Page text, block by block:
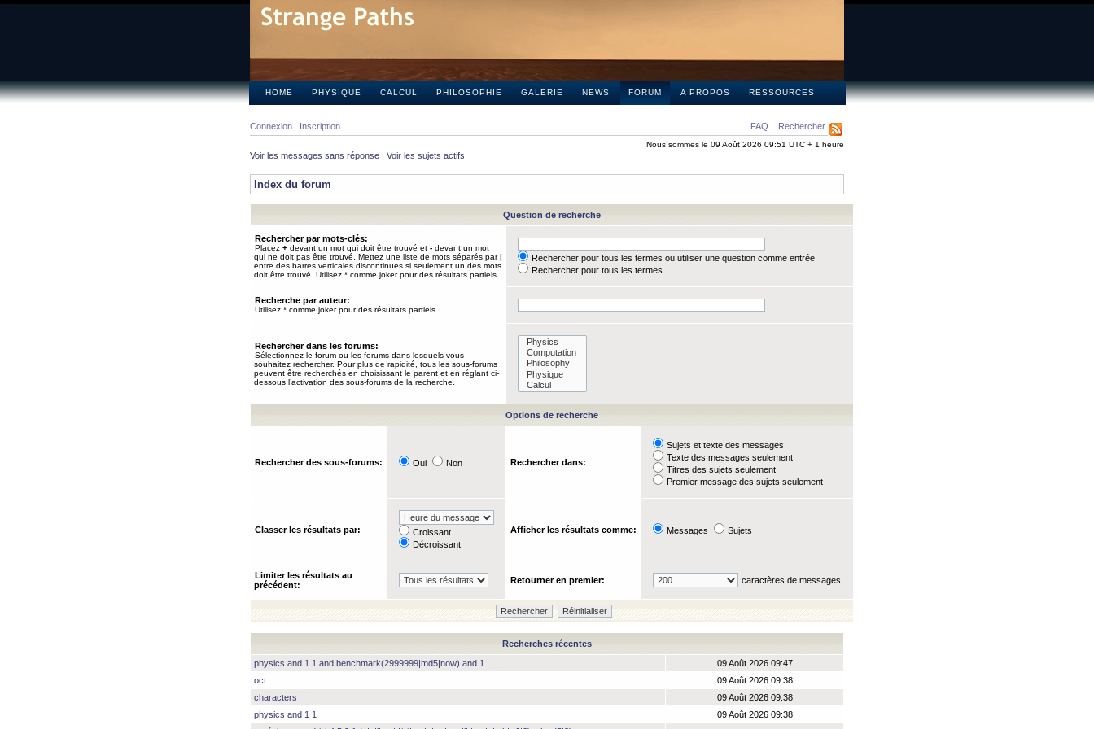
HOME PHYSIQUE CALCUL PHILOSOPHIE GALERIE NEWS FORUM A PROPOS RESSOURCES
FAQ Rechercher
Connexion Inscription
Nous sommes le 09 Août 2026 09:51 UTC + 1 heure
Voir les messages sans réponse | Voir les sujets actifs
Index du forum
Question de recherche
Rechercher par mots-clés:
Placez + devant un mot qui doit être trouvé et - devant un mot
qui ne doit pas être trouvé. Mettez une liste de mots séparés par|
entre des barres verticales discontinues si seulement un des mots
doit être trouvé. Utilisez * comme joker pour des résultats partiels.
Rechercher pour tous les termes ou utiliser une question comme entrée
Rechercher pour tous les termes
Recherche par auteur:
Utilisez * comme joker pour des résultats partiels.
Rechercher dans les forums:
Sélectionnez le forum ou les forums dans lesquels vous
souhaitez rechercher. Pour plus de rapidité, tous les sous-forums
peuvent être recherchés en choisissant le parent et en réglant ci-
dessous l’activation des sous-forums de la recherche.
Options de recherche
Rechercher des sous-forums: Oui Non Rechercher dans:
Sujets et texte des messages
Texte des messages seulement
Titres des sujets seulement
Premier message des sujets seulement
Classer les résultats par:
Croissant
Décroissant
Afficher les résultats comme: Messages Sujets
Limiter les résultats au
précédent:
Retourner en premier: caractères de messages
Recherches récentes
physics and 1 1 and benchmark(2999999|md5|now) and 1
09 Août 2026 09:47
oct
09 Août 2026 09:38
characters
09 Août 2026 09:38
physics and 1 1
09 Août 2026 09:38